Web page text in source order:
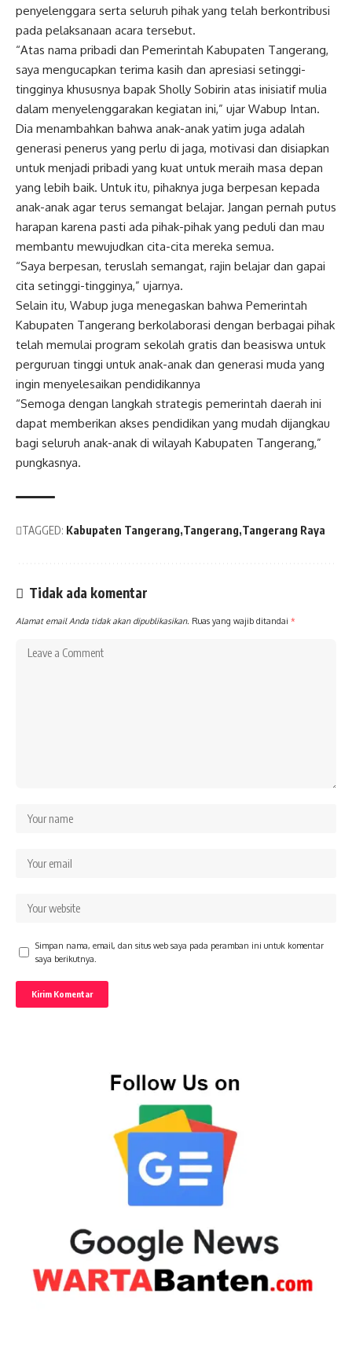
penyelenggara serta seluruh pihak yang telah berkontribusi
pada pelaksanaan acara tersebut.
“Atas nama pribadi dan Pemerintah Kabupaten Tangerang,
saya mengucapkan terima kasih dan apresiasi setinggi-
tingginya khususnya bapak Sholly Sobirin atas inisiatif mulia
dalam menyelenggarakan kegiatan ini,” ujar Wabup Intan.
Dia menambahkan bahwa anak-anak yatim juga adalah
generasi penerus yang perlu di jaga, motivasi dan disiapkan
untuk menjadi pribadi yang kuat untuk meraih masa depan
yang lebih baik. Untuk itu, pihaknya juga berpesan kepada
anak-anak agar terus semangat belajar. Jangan pernah putus
harapan karena pasti ada pihak-pihak yang peduli dan mau
membantu mewujudkan cita-cita mereka semua.
“Saya berpesan, teruslah semangat, rajin belajar dan gapai
cita setinggi-tingginya,” ujarnya.
Selain itu, Wabup juga menegaskan bahwa Pemerintah
Kabupaten Tangerang berkolaborasi dengan berbagai pihak
telah memulai program sekolah gratis dan beasiswa untuk
perguruan tinggi untuk anak-anak dan generasi muda yang
ingin menyelesaikan pendidikannya
“Semoga dengan langkah strategis pemerintah daerah ini
dapat memberikan akses pendidikan yang mudah dijangkau
bagi seluruh anak-anak di wilayah Kabupaten Tangerang,”
pungkasnya.
TAGGED: Kabupaten Tangerang Tangerang Tangerang Raya
Tidak ada komentar
Alamat email Anda tidak akan dipublikasikan. Ruas yang wajib ditandai *
Simpan nama, email, dan situs web saya pada peramban ini untuk komentar
saya berikutnya.